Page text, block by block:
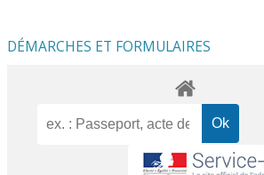
DÉMARCHES ET FORMULAIRES